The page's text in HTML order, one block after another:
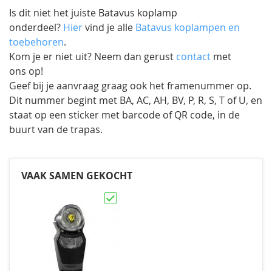
Is dit niet het juiste Batavus koplamp
onderdeel? Hiervind je alle Batavus koplampen en
toebehoren.
Kom je er niet uit? Neem dan gerust contact met
ons op!
Geef bij je aanvraag graag ook het framenummer op.
Dit nummer begint met BA, AC, AH, BV, P, R, S, T of U, en
staat op een sticker met barcode of QR code, in de
buurt van de trapas.
VAAK SAMEN GEKOCHT